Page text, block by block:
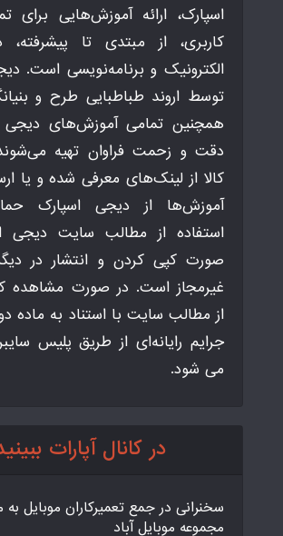
اسپارک، ارائه آموزش‌هایی برای
کاربری، از مبتدی تا
الکترونیک و برنامه‌نویسی است.
توسط اروند طباطبایی طرح و
همچنین تمامی آموزش‌های دیجی
دقت و زحمت فراوان تهیه
کالا از لینک‌های معرفی شده و یا
آموزش‌ها از دیجی اسپارک
استفاده از مطالب سایت دیجی
صورت کپی کردن و انتشار در
غیرمجاز است. در صورت مشاهده
از مطالب سایت با استناد به ماده
جرایم رایانه‌ای از طریق پلیس
می شود.
در کانال آپارات
سخنرانی در جمع تعمیرکاران موبایل به
مجموعه موبایل آباد